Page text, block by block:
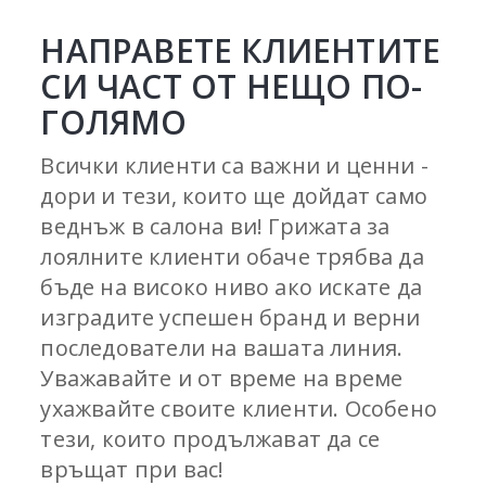
НАПРАВЕТЕ КЛИЕНТИТЕ
СИ ЧАСТ ОТ НЕЩО ПО-
ГОЛЯМО
Всички клиенти са важни и ценни -
дори и тези, които ще дойдат само
веднъж в салона ви! Грижата за
лоялните клиенти обаче трябва да
бъде на високо ниво ако искате да
изградите успешен бранд и верни
последователи на вашата линия.
Уважавайте и от време на време
ухажвайте своите клиенти. Особено
тези, които продължават да се
връщат при вас!